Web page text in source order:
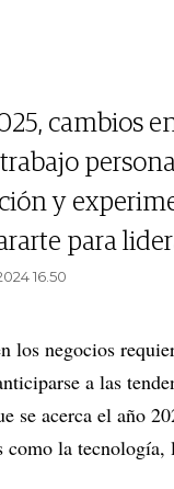
cambios
y
para
16.50
los negocios
a las
se acerca el año
como la